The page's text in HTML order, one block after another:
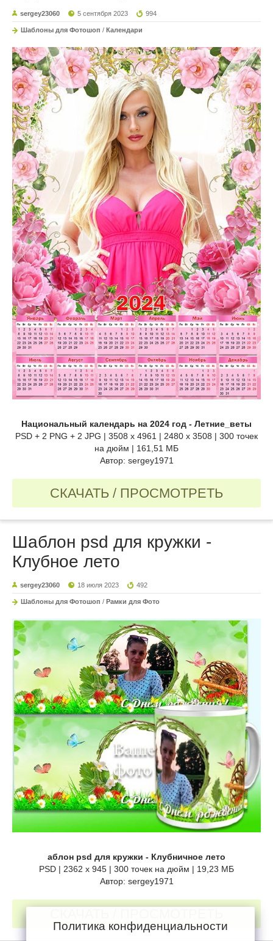
sergey23060 5 сентября 2023 994
Шаблоны для Фотошоп / Календари
Национальный календарь на 2024 год - Летние_веты
PSD + 2 PNG + 2 JPG | 3508 x 4961 | 2480 x 3508 | 300 точек
на дюйм | 161,51 МБ
Автор: sergey1971
СКАЧАТЬ / ПРОСМОТРЕТЬ
Шаблон psd для кружки -
Клубное лето
sergey23060 18 июля 2023 492
Шаблоны для Фотошоп / Рамки для Фото
аблон psd для кружки - Клубничное лето
PSD | 2362 x 945 | 300 точек на дюйм | 19,23 МБ
Автор: sergey1971
Политика конфиденциальности